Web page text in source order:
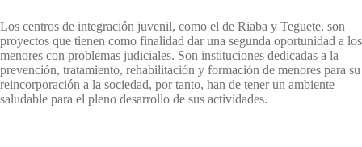
Los centros de integración juvenil, como el de Riaba y Teguete, son
proyectos que tienen como finalidad dar una segunda oportunidad a los
menores con problemas judiciales. Son instituciones dedicadas a la
prevención, tratamiento, rehabilitación y formación de menores para su
reincorporación a la sociedad, por tanto, han de tener un ambiente
saludable para el pleno desarrollo de sus actividades.